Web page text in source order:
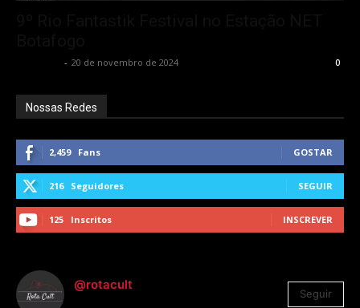
- 20 de novembro de 2024 0
Nossas Redes
2,459 Fans GOSTAR
216 Seguidores SEGUIR
125 Inscritos INSCREVER
@rotacult
Seguir